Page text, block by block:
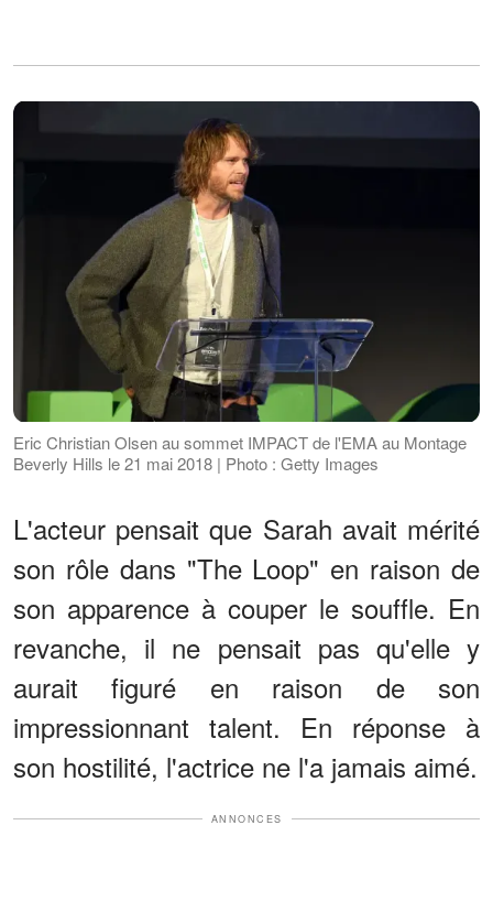
Eric Christian Olsen au sommet IMPACT de l'EMA au Montage
Beverly Hills le 21 mai 2018 | Photo : Getty Images
L'acteur pensait que Sarah avait mérité
son rôle dans "The Loop" en raison de
son apparence à couper le souffle. En
revanche, il ne pensait pas qu'elle y
aurait figuré en raison de son
impressionnant talent. En réponse à
son hostilité, l'actrice ne l'a jamais aimé.
ANNONCES